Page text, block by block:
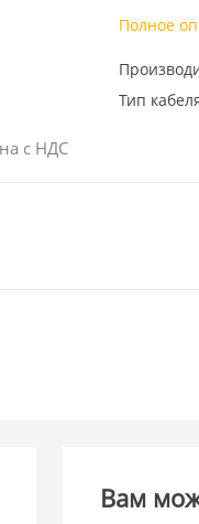
с НДС
Полное
Тип
Вам